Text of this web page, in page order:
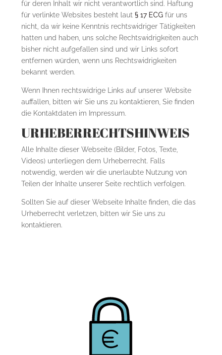
für deren Inhalt wir nicht verantwortlich sind. Haftung
für verlinkte Websites besteht laut § 17 ECGfür uns
nicht, da wir keine Kenntnis rechtswidriger Tätigkeiten
hatten und haben, uns solche Rechtswidrigkeiten auch
bisher nicht aufgefallen sind und wir Links sofort
entfernen würden, wenn uns Rechtswidrigkeiten
bekannt werden.
Wenn Ihnen rechtswidrige Links auf unserer Website
auffallen, bitten wir Sie uns zu kontaktieren, Sie finden
die Kontaktdaten im Impressum.
URHEBERRECHTSHINWEIS
Alle Inhalte dieser Webseite (Bilder, Fotos, Texte,
Videos) unterliegen dem Urheberrecht. Falls
notwendig, werden wir die unerlaubte Nutzung von
Teilen der Inhalte unserer Seite rechtlich verfolgen.
Sollten Sie auf dieser Webseite Inhalte finden, die das
Urheberrecht verletzen, bitten wir Sie uns zu
kontaktieren.